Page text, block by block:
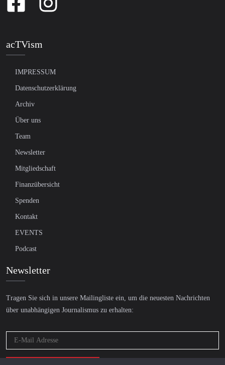
acTVism
IMPRESSUM
Datenschutzerklärung
Archiv
Über uns
Team
Newsletter
Mitgliedschaft
Finanzübersicht
Spenden
Kontakt
EVENTS
Podcast
Newsletter
Tragen Sie sich in unsere Mailingliste ein, um die neuesten Nachrichten
über unabhängigen Journalismus zu erhalten: